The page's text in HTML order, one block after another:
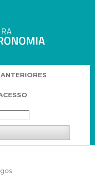
ANTERIORES